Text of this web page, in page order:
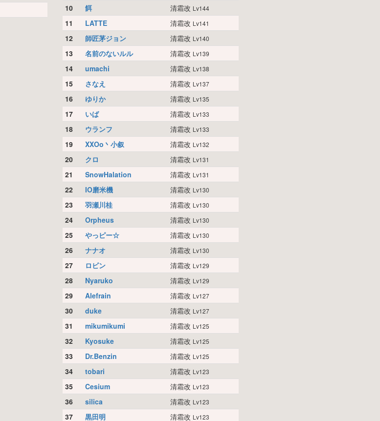
10 餌 清霜改 Lv144
11 LATTE 清霜改 Lv141
12 師匠茅ジョン 清霜改 Lv140
13 名前のないルル 清霜改 Lv139
14 umachi 清霜改 Lv138
15 さなえ 清霜改 Lv137
16 ゆりか 清霜改 Lv135
17 いば 清霜改 Lv133
18 ウランフ 清霜改 Lv133
19 XXOo丶小叙 清霜改 Lv132
20 クロ 清霜改 Lv131
21 SnowHalation 清霜改 Lv131
22 IO磨米機 清霜改 Lv130
23 羽瀬川桂 清霜改 Lv130
24 Orpheus 清霜改 Lv130
25 やっピー☆ 清霜改 Lv130
26 ナナオ 清霜改 Lv130
27 ロビン 清霜改 Lv129
28 Nyaruko 清霜改 Lv129
29 Alefrain 清霜改 Lv127
30 duke 清霜改 Lv127
31 mikumikumi 清霜改 Lv125
32 Kyosuke 清霜改 Lv125
33 Dr.Benzin 清霜改 Lv125
34 tobari 清霜改 Lv123
35 Cesium 清霜改 Lv123
36 silica 清霜改 Lv123
37 黒田明 清霜改 Lv123